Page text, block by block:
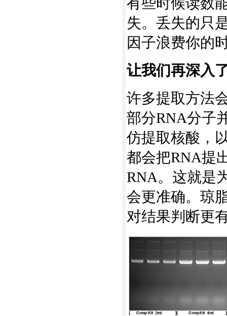
失。丢失的只
因子浪费你的
让我们再深入
许多提取方法
部分RNA分子
仿提取核酸，
都会把RNA提
RNA。这就是
会更准确。琼
对结果判断更